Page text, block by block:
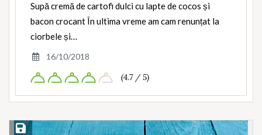
Supă cremă de cartofi dulci cu lapte de cocos și
bacon crocant În ultima vreme am cam renunțat la
ciorbele și…
16/10/2018
(4.7 / 5)
Save Recipe